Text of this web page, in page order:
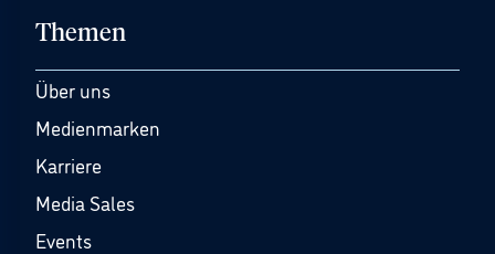
Themen
Über uns
Medienmarken
Karriere
Media Sales
Events